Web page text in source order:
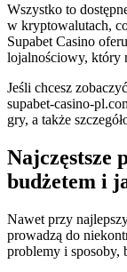
Wszystko to
w kryptowalutach,
Supabet Casino
lojalnościowy, który
Jeśli chcesz
supabet-casino-
gry, a także
Najczęstsze
budżetem i
Nawet przy
prowadzą do
problemy i sposoby,